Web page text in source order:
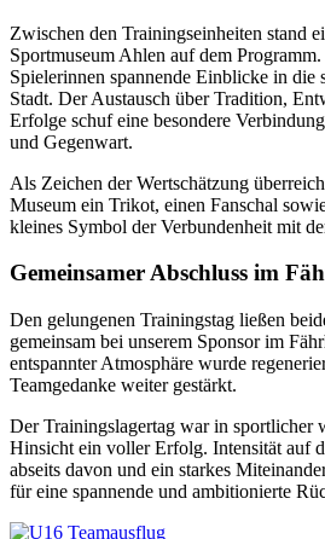
Zwischen den Trainingseinheiten stand
Sportmuseum Ahlen auf dem
Spielerinnen spannende Einblicke in die
Stadt. Der Austausch über Tradition,
Erfolge schuf eine besondere
und Gegenwart.
Als Zeichen der Wertschätzung
Museum ein Trikot, einen Fanschal
kleines Symbol der Verbundenheit mit
Gemeinsamer Abschluss im
Den gelungenen Trainingstag ließen
gemeinsam bei unserem Sponsor im
entspannter Atmosphäre wurde
Teamgedanke weiter gestärkt.
Der Trainingslagertag war in sportlicher
Hinsicht ein voller Erfolg. Intensität auf
abseits davon und ein starkes
für eine spannende und ambitionierte